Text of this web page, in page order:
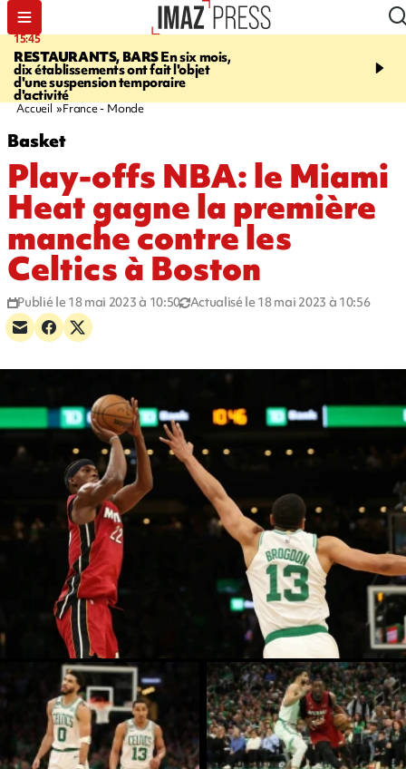
15:45
RESTAURANTS, BARSEn six mois,
dix établissements ont fait l'objet
d'une suspension temporaire
d'activité
17:17
Angeles, un homme vit
Accueil France - Monde
Basket
Play-offs NBA: le Miami
Heat gagne la première
manche contre les
Celtics à Boston
Publié le 18 mai 2023 à 10:50 Actualisé le 18 mai 2023 à 10:56